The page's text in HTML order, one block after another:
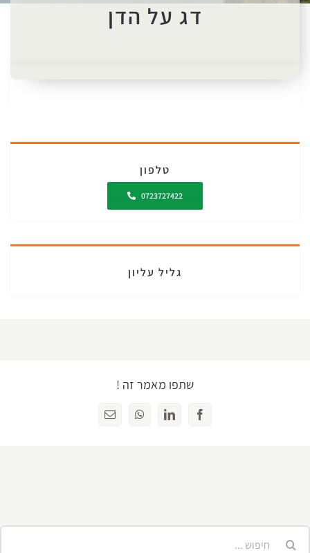
דג על הדן
טלפון
0723727422
גליל עליון
שתפו מאמר זה !
Facebook
LinkedIn
WhatsAppכתובת